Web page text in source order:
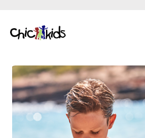
Chlapecké
plavky
2pk
Mayoral
03611-